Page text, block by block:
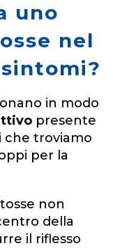
uno
nel
in modo
presente
che troviamo
per la
non
della
il riflesso